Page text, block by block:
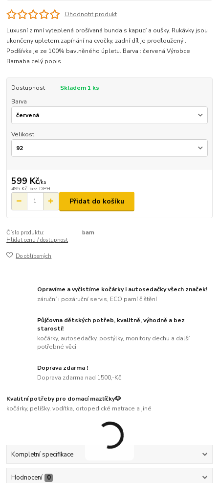
Ohodnotit produkt
Luxusní zimní vyteplená prošívaná bunda s kapucí a oušky. Rukávky jsou
ukončeny upletem,zapínání na cvočky, zadní díl je prodloužený .
Podšívka je ze 100% bavlněného úpletu. Barva : červená Výrobce
Barnaba celý popis
Dostupnost
Skladem 1 ks
Barva
Velikost
599 Kč/ks
495 Kč bez DPH
Přidat do košíku
Číslo produktu:
barn
Hlídat cenu / dostupnost
Do oblíbených
Opravíme a vyčistíme kočárky i autosedačky všech značek!
záruční i pozáruční servis, ECO parní čištění
Půjčovna dětských potřeb, kvalitně, výhodně a bez
starostí!
kočárky, autosedačky, postýlky, monitory dechu a další
potřebné věci
Doprava zdarma !
Doprava zdarma nad 1500,-Kč.
Kvalitní potřeby pro domací mazlíčky🐶
kočárky, pelíšky, vodítka, ortopedické matrace a jiné
Kompletní specifikace
Hodnocení 0